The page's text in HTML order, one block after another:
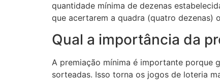
quantidade mínima de dezenas
que acertarem a quadra (quatro dezenas)
Qual a importância da
A premiação mínima é importante porque
sorteadas. Isso torna os jogos de loteria